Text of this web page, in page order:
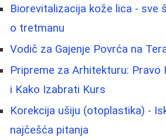
Biorevitalizacija kože lica - sve
o tretmanu
Vodič za Gajenje Povrća na
Pripreme za Arhitekturu: Pravo
i Kako Izabrati Kurs
Korekcija ušiju (otoplastika) -
najčešća pitanja